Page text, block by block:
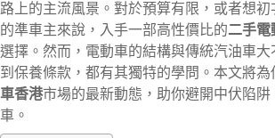
路上的主流風景。對於預算有限，或者想
的準車主來說，入手一部高性價比的二手電
選擇。然而，電動車的結構與傳統汽油車
到保養條款，都有其獨特的學問。本文將為
車香港市場的最新動態，助你避開中伏陷阱
車。